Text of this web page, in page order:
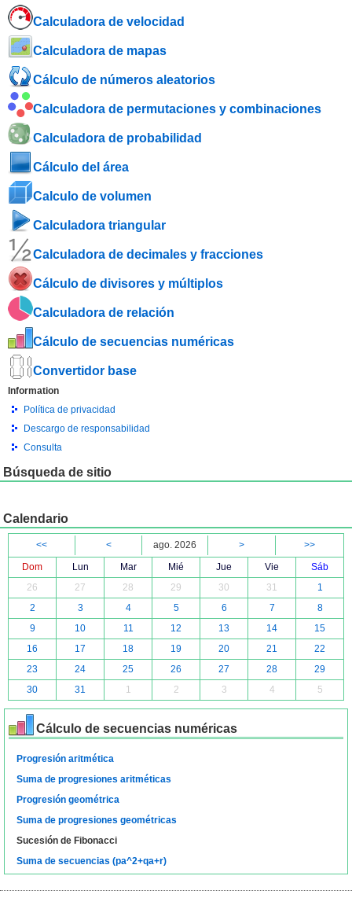
Calculadora de velocidad
Calculadora de mapas
Cálculo de números aleatorios
Calculadora de permutaciones y combinaciones
Calculadora de probabilidad
Cálculo del área
Calculo de volumen
Calculadora triangular
Calculadora de decimales y fracciones
Cálculo de divisores y múltiplos
Calculadora de relación
Cálculo de secuencias numéricas
Convertidor base
Information
Política de privacidad
Descargo de responsabilidad
Consulta
Búsqueda de sitio
Calendario
<< < ago. 2026 >
>>
Dom
Lun Mar Mié Jue Vie
Sáb
26
27 28 29 30 31
1
2
3 4 5 6 7
8
9
10 11 12 13 14
15
16
17 18 19 20 21
22
23
24 25 26 27 28
29
30
31 1 2 3 4 5
Cálculo de secuencias numéricas
Progresión aritmética
Suma de progresiones aritméticas
Progresión geométrica
Suma de progresiones geométricas
Sucesión de Fibonacci
Suma de secuencias (pa^2+qa+r)